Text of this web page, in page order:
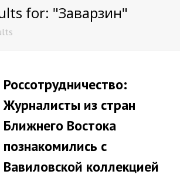
for: "Заварзин"
Россотрудничество:
Журналисты из стран
Ближнего Востока
познакомились с
Вавиловской коллекцией